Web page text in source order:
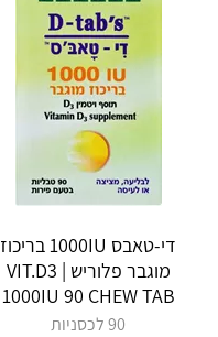
די-טאבס 1000IU בריכוז
מוגבר פלוריש | VIT.D3
1000IU 90 CHEW TAB
90 לכסניות